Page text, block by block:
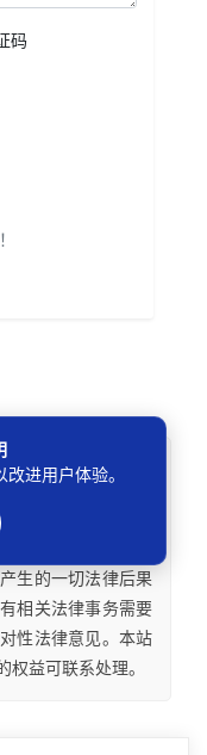
不构成任何形式法
、个案等差异，请
生的一切法律后果
相关法律事务需要
性法律意见。本站
益可联系处理。
进用户体验。